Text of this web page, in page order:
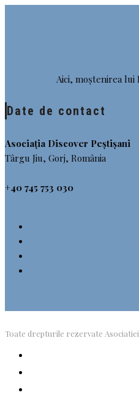
Aici, moștenirea
Date de contact
Asociația Discover Peștișani
Târgu Jiu, Gorj, România
+40 745 753 030
Toate drepturile rezervate